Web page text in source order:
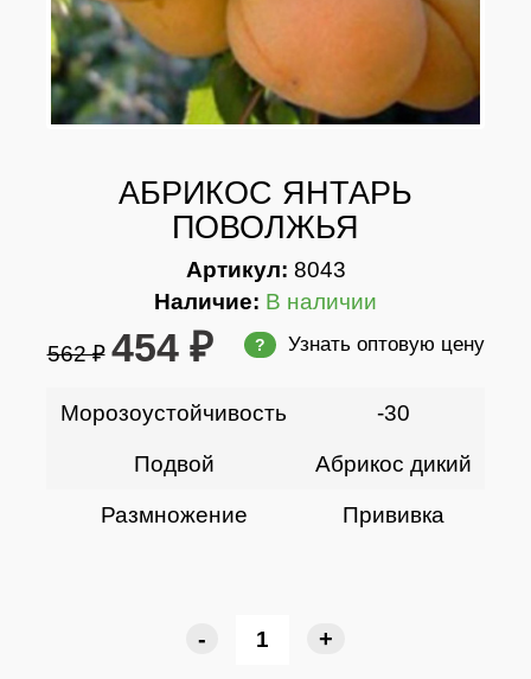
АБРИКОС ЯНТАРЬ
ПОВОЛЖЬЯ
Артикул: 8043
Наличие: В наличии
562 ₽ 454 ₽ ? Узнать оптовую цену
Морозоустойчивость -30
Подвой Абрикос дикий
Размножение Прививка
- +